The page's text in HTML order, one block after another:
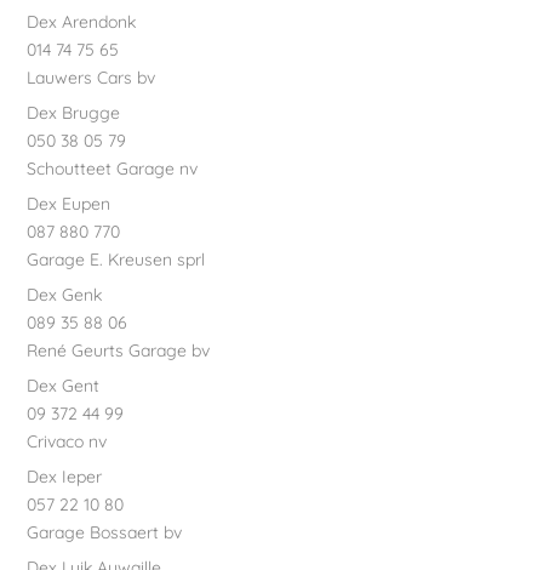
Dex Arendonk
014 74 75 65
Lauwers Cars bv
Dex Brugge
050 38 05 79
Schoutteet Garage nv
Dex Eupen
087 880 770
Garage E. Kreusen sprl
Dex Genk
089 35 88 06
René Geurts Garage bv
Dex Gent
09 372 44 99
Crivaco nv
Dex Ieper
057 22 10 80
Garage Bossaert bv